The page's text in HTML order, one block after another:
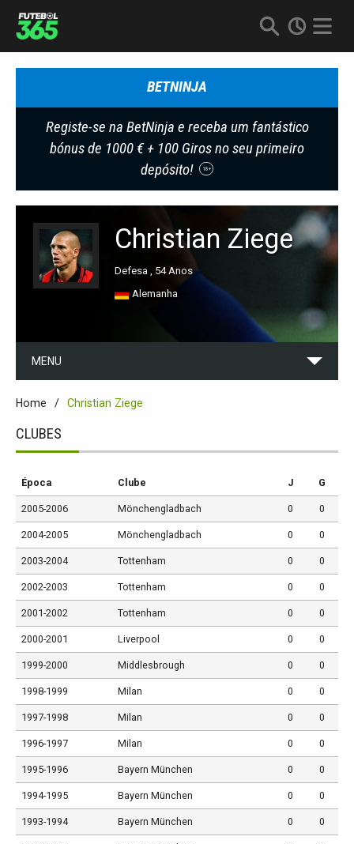
BETNINJA
Registe-se na BetNinja e receba um fantástico
bónus de 1000 € + 100 Giros no seu primeiro
depósito!
18+
Christian Ziege
Defesa , 54 Anos
Alemanha
MENU
Home Christian Ziege
CLUBES
Época Clube J G
2005-2006 Mönchengladbach 0 0
2004-2005 Mönchengladbach 0 0
2003-2004 Tottenham 0 0
2002-2003 Tottenham 0 0
2001-2002 Tottenham 0 0
2000-2001 Liverpool 0 0
1999-2000 Middlesbrough 0 0
1998-1999 Milan 0 0
1997-1998 Milan 0 0
1996-1997 Milan 0 0
1995-1996 Bayern München 0 0
1994-1995 Bayern München 0 0
1993-1994 Bayern München 0 0